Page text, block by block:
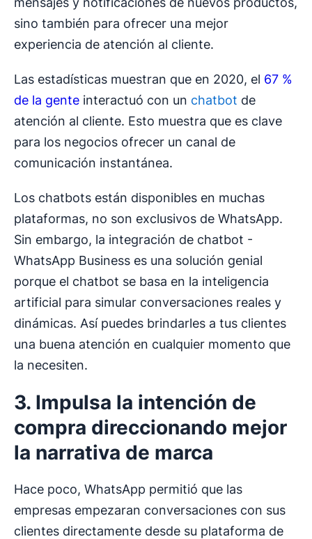
sino también para ofrecer una mejor
experiencia de atención al cliente.
Las estadísticas muestran que en 2020, el 67 %
de la gente interactuó con un chatbot de
atención al cliente. Esto muestra que es clave
para los negocios ofrecer un canal de
comunicación instantánea.
Los chatbots están disponibles en muchas
plataformas, no son exclusivos de WhatsApp.
Sin embargo, la integración de chatbot -
WhatsApp Business es una solución genial
porque el chatbot se basa en la inteligencia
artificial para simular conversaciones reales y
dinámicas. Así puedes brindarles a tus clientes
una buena atención en cualquier momento que
la necesiten.
3. Impulsa la intención de
compra direccionando mejor
la narrativa de marca
Hace poco, WhatsApp permitió que las
empresas empezaran conversaciones con sus
clientes directamente desde su plataforma de